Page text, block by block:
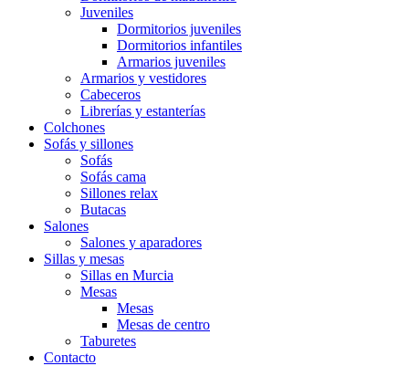
Juveniles
Dormitorios juveniles
Dormitorios infantiles
Armarios juveniles
Armarios y vestidores
Cabeceros
Librerías y estanterías
Colchones
Sofás y sillones
Sofás
Sofás cama
Sillones relax
Butacas
Salones
Salones y aparadores
Sillas y mesas
Sillas en Murcia
Mesas
Mesas
Mesas de centro
Taburetes
Contacto